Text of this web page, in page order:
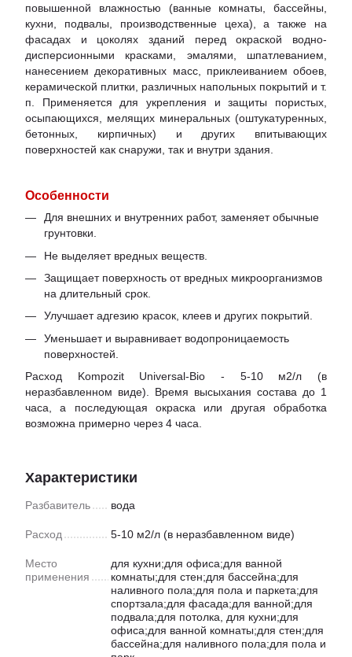
повышенной влажностью (ванные комнаты, бассейны,
кухни, подвалы, производственные цеха), а также на
фасадах и цоколях зданий перед окраской водно-
дисперсионными красками, эмалями, шпатлеванием,
нанесением декоративных масс, приклеиванием обоев,
керамической плитки, различных напольных покрытий и т.
п. Применяется для укрепления и защиты пористых,
осыпающихся, мелящих минеральных (оштукатуренных,
бетонных, кирпичных) и других впитывающих
поверхностей как снаружи, так и внутри здания.
Особенности
Для внешних и внутренних работ, заменяет обычные
грунтовки.
Не выделяет вредных веществ.
Защищает поверхность от вредных микроорганизмов
на длительный срок.
Улучшает адгезию красок, клеев и других покрытий.
Уменьшает и выравнивает водопроницаемость
поверхностей.
Расход Kompozit Universal-Bio - 5-10 м2/л (в
неразбавленном виде). Время высыхания состава до 1
часа, а последующая окраска или другая обработка
возможна примерно через 4 часа.
Характеристики
Разбавитель вода
Расход 5-10 м2/л (в неразбавленном виде)
Место
применения
для кухни;для офиса;для ванной
комнаты;для стен;для бассейна;для
наливного пола;для пола и паркета;для
спортзала;для фасада;для ванной;для
подвала;для потолка, для кухни;для
офиса;для ванной комнаты;для стен;для
бассейна;для наливного пола;для пола и